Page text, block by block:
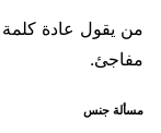
من يقول عادة كلمة
مفاجئ.
مسألة جنس